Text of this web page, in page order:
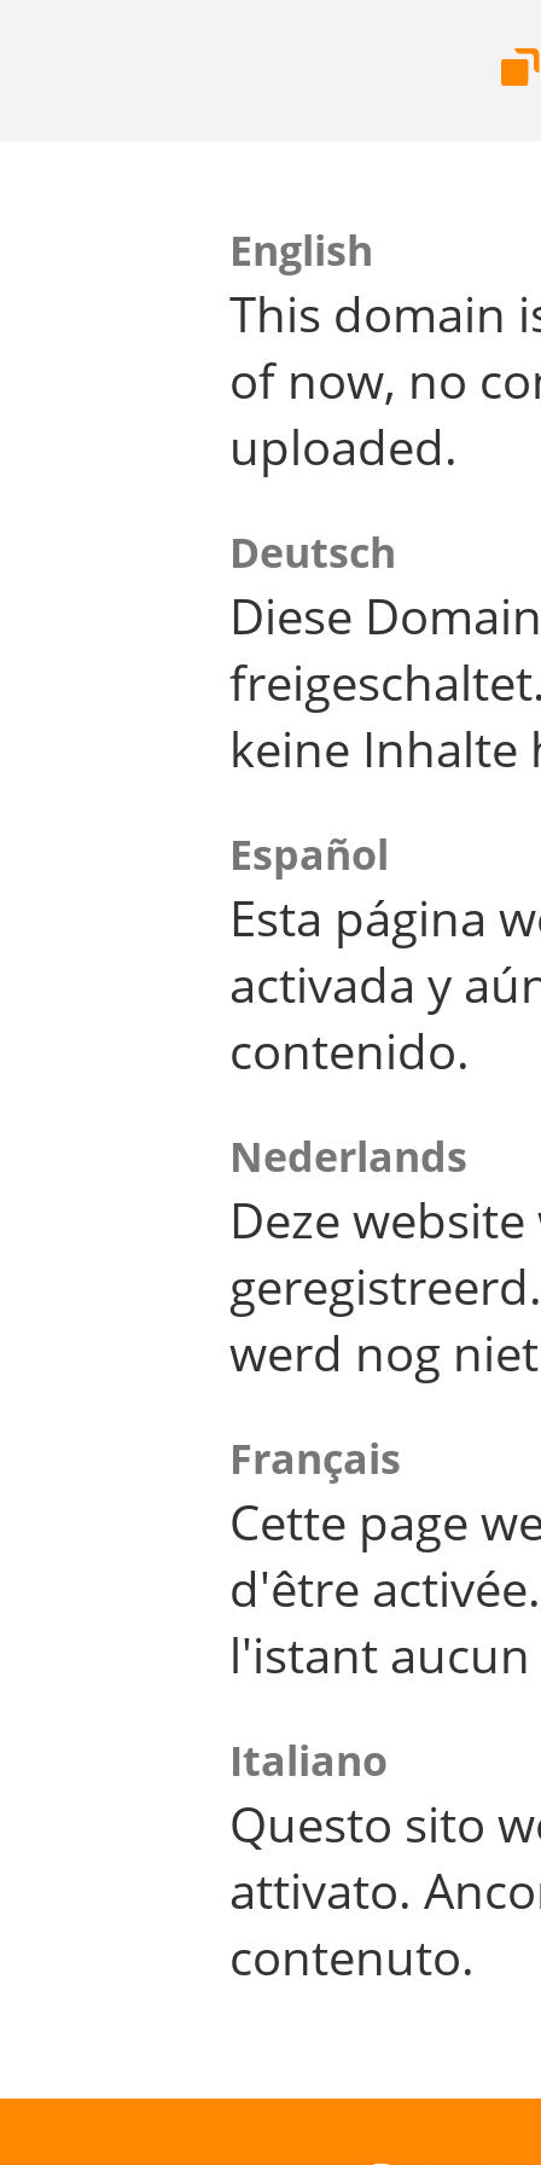
English
This domain
of now, no
uploaded.
Deutsch
Diese
keine Inhalte
Español
Esta página
activada y
contenido.
Nederlands
Deze
werd nog
Français
Cette page
d'être
l'istant
Italiano
Questo sito
attivato.
contenuto.